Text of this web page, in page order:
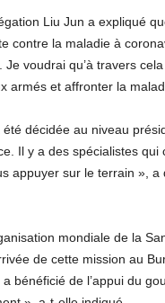
Liu Jun a expliqué
contre la maladie à
voudrai qu’à travers
armés et affronter la
été décidée au niveau
Il y a des spécialistes
appuyer sur le terrain »,
mondiale de la
de cette mission au
bénéficié de l’appui du